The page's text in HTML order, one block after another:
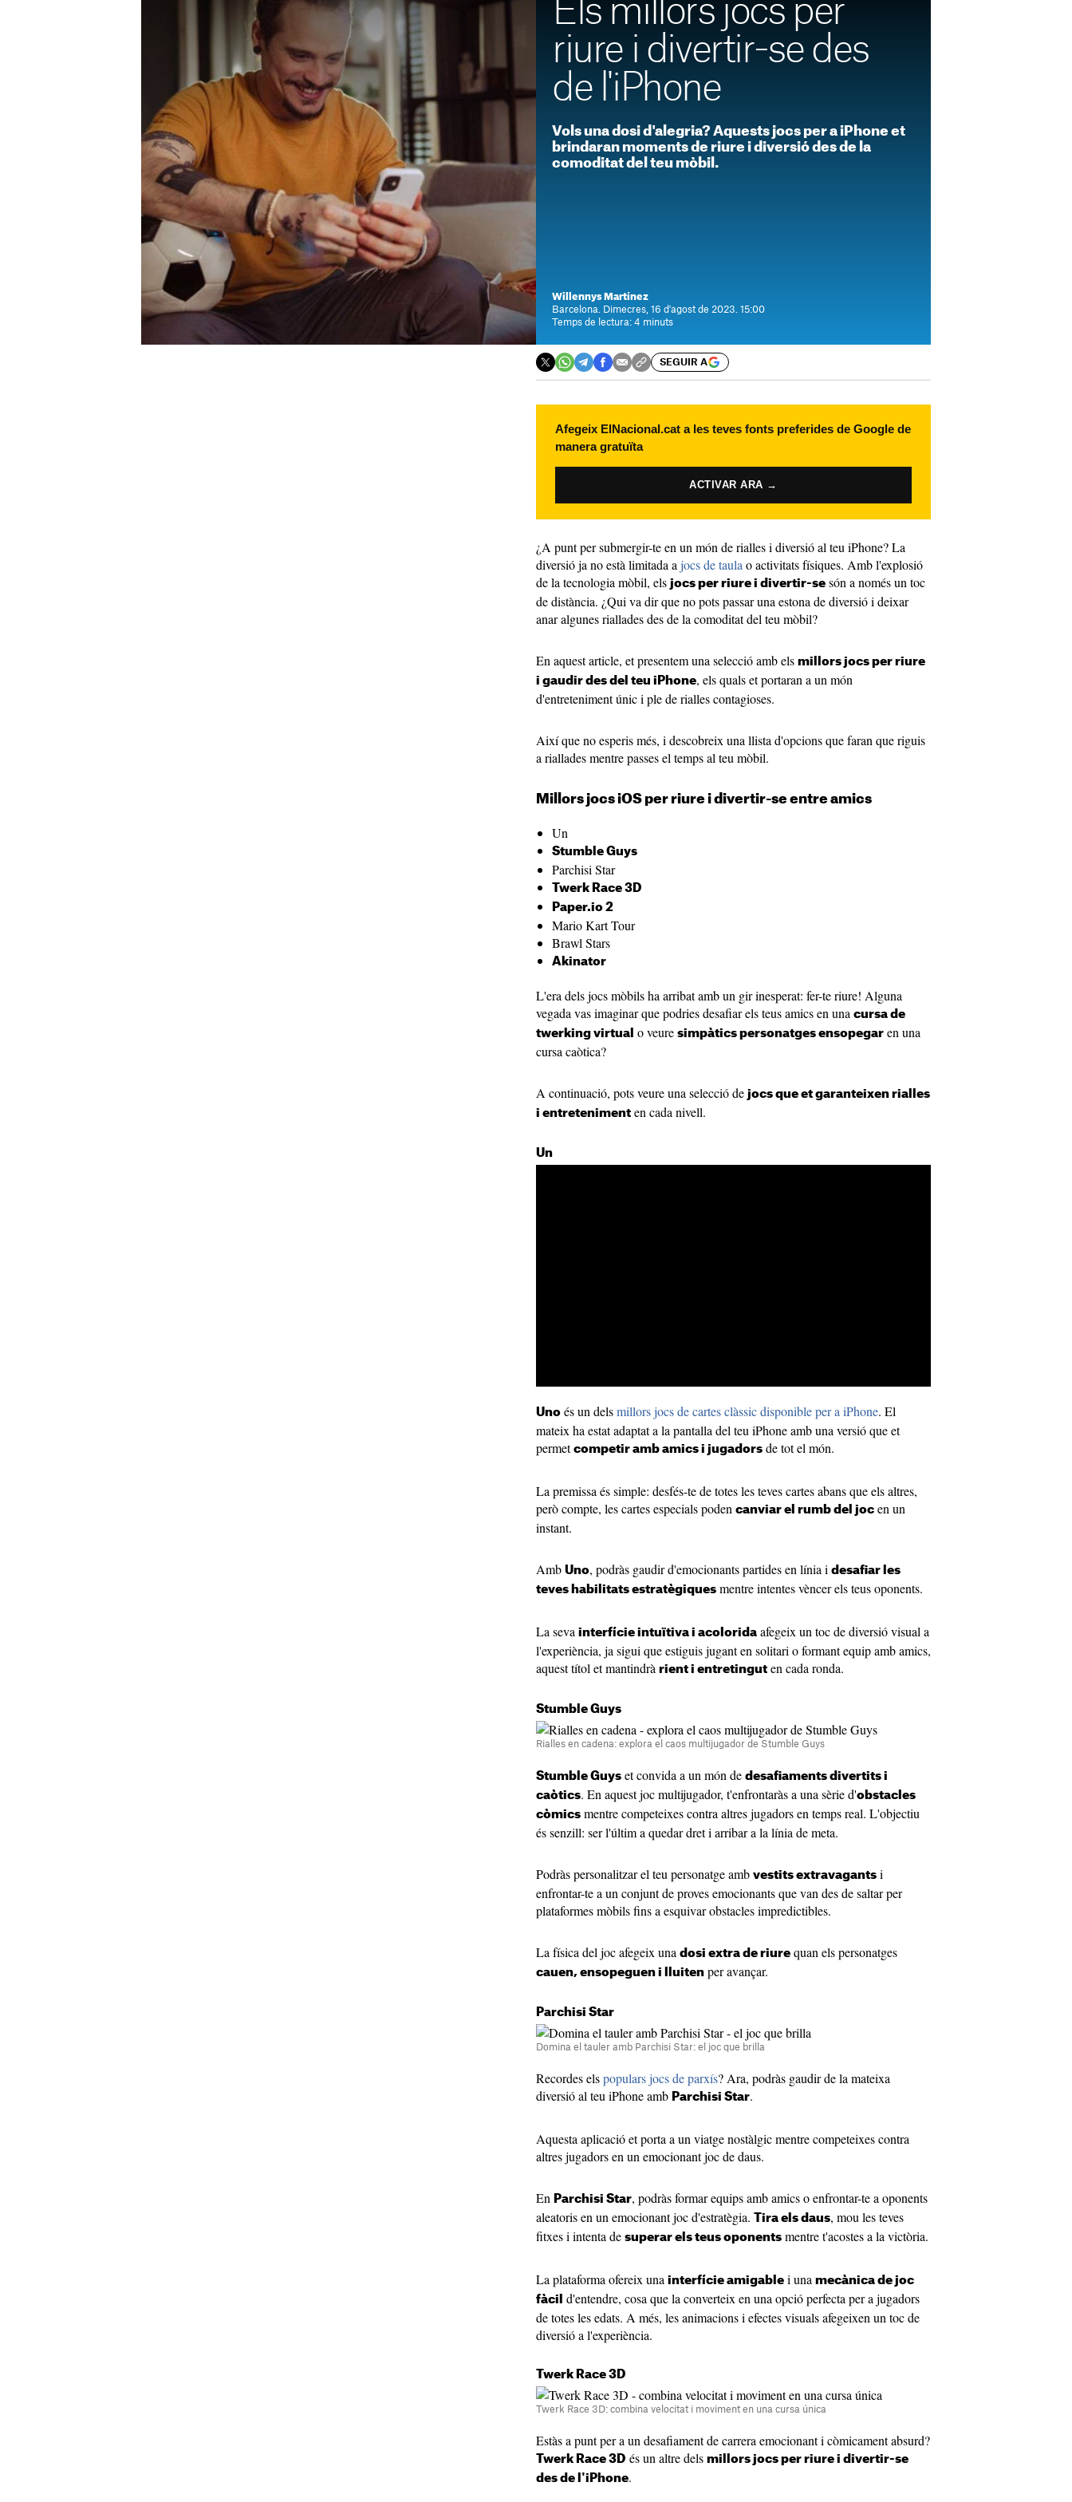
Els millors jocs per
riure i divertir-se des
de l'iPhone
Vols una dosi d'alegria? Aquests jocs per a iPhone et
brindaran moments de riure i diversió des de la
comoditat del teu mòbil.
Willennys Martínez
Barcelona. Dimecres, 16 d'agost de 2023. 15:00
Temps de lectura: 4 minuts
SEGUIR A
Afegeix ElNacional.cat a les teves fonts preferides de Google de
manera gratuïta
ACTIVAR ARA →
¿A punt per submergir-te en un món de rialles i diversió al teu iPhone? La
diversió ja no està limitada a jocs de taula o activitats físiques. Amb l'explosió
de la tecnologia mòbil, els jocs per riure i divertir-se són a només un toc
de distància. ¿Qui va dir que no pots passar una estona de diversió i deixar
anar algunes riallades des de la comoditat del teu mòbil?
En aquest article, et presentem una selecció amb els millors jocs per riure
i gaudir des del teu iPhone, els quals et portaran a un món
d'entreteniment únic i ple de rialles contagioses.
Així que no esperis més, i descobreix una llista d'opcions que faran que riguis
a riallades mentre passes el temps al teu mòbil.
Millors jocs iOS per riure i divertir-se entre amics
Un
Stumble Guys
Parchisi Star
Twerk Race 3D
Paper.io 2
Mario Kart Tour
Brawl Stars
Akinator
L'era dels jocs mòbils ha arribat amb un gir inesperat: fer-te riure! Alguna
vegada vas imaginar que podries desafiar els teus amics en una cursa de
twerking virtual o veure simpàtics personatges ensopegar en una
cursa caòtica?
A continuació, pots veure una selecció de jocs que et garanteixen rialles
i entreteniment en cada nivell.
Un
Uno és un delsmillors jocs de cartes clàssic disponible per a iPhone. El
mateix ha estat adaptat a la pantalla del teu iPhone amb una versió que et
permet competir amb amics i jugadors de tot el món.
La premissa és simple: desfés-te de totes les teves cartes abans que els altres,
però compte, les cartes especials poden canviar el rumb del joc en un
instant.
Amb Uno, podràs gaudir d'emocionants partides en línia i desafiar les
teves habilitats estratègiques mentre intentes vèncer els teus oponents.
La seva interfície intuïtiva i acolorida afegeix un toc de diversió visual a
l'experiència, ja sigui que estiguis jugant en solitari o formant equip amb amics,
aquest títol et mantindrà rient i entretingut en cada ronda.
Stumble Guys
Rialles en cadena: explora el caos multijugador de Stumble Guys
Stumble Guys et convida a un món de desafiaments divertits i
caòtics. En aquest joc multijugador, t'enfrontaràs a una sèrie d'obstacles
còmics mentre competeixes contra altres jugadors en temps real. L'objectiu
és senzill: ser l'últim a quedar dret i arribar a la línia de meta.
Podràs personalitzar el teu personatge amb vestits extravagants i
enfrontar-te a un conjunt de proves emocionants que van des de saltar per
plataformes mòbils fins a esquivar obstacles impredictibles.
La física del joc afegeix una dosi extra de riure quan els personatges
cauen, ensopeguen i lluiten per avançar.
Parchisi Star
Domina el tauler amb Parchisi Star: el joc que brilla
Recordes elspopulars jocs de parxís? Ara, podràs gaudir de la mateixa
diversió al teu iPhone amb Parchisi Star.
Aquesta aplicació et porta a un viatge nostàlgic mentre competeixes contra
altres jugadors en un emocionant joc de daus.
En Parchisi Star, podràs formar equips amb amics o enfrontar-te a oponents
aleatoris en un emocionant joc d'estratègia.
Tira els daus, mou les teves
fitxes i intenta de superar els teus oponents mentre t'acostes a la victòria.
La plataforma ofereix una interfície amigable i una mecànica de joc
fàcil
d'entendre, cosa que la converteix en una opció perfecta per a jugadors
de totes les edats. A més, les animacions i efectes visuals afegeixen un toc de
diversió a l'experiència.
Twerk Race 3D
Twerk Race 3D: combina velocitat i moviment en una cursa única
Estàs a punt per a un desafiament de carrera emocionant i còmicament absurd?
Twerk Race 3D és un altre dels millors jocs per riure i divertir-se
des de l'iPhone.